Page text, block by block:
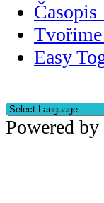
Časopis
Easy
Powered by